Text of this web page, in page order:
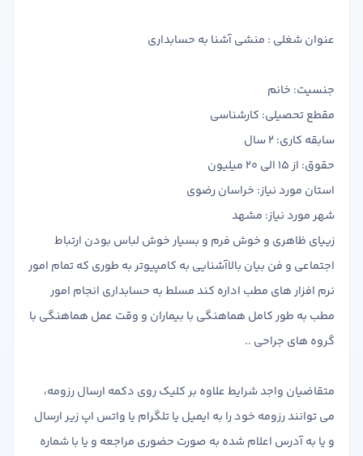
عنوان شغلی : منشی آشنا به حسابداری
جنسیت: خانم
مقطع تحصیلی: کارشناسی
سابقه کاری: 2 سال
حقوق: از 15 الی 20 میلیون
استان مورد نیاز: خراسان رضوی
شهر مورد نیاز: مشهد
زییای ظاهری و خوش فرم و بسیار خوش لباس بودن ارتباط
اجتماعی و فن بیان بالاآشنایی به کامپیوتر به طوری که تمام امور
نرم افزار های مطب اداره کند مسلط به حسابداری انجام امور
مطب به طور کامل هماهنگی با بیماران و وقت عمل هماهنگی با
گروه های جراحی ..
متقاضیان واجد شرایط علاوه بر کلیک روی دکمه ارسال رزومه،
می توانند رزومه خود را به ایمیل یا تلگرام یا واتس اپ زیر ارسال
و یا به آدرس اعلام شده به صورت حضوری مراجعه و یا با شماره
درخواست تعیین سطح